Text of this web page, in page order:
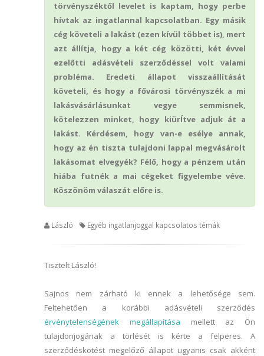
törvényszéktől levelet is kaptam, hogy perbe
hívtak az ingatlannal kapcsolatban. Egy másik
cég követeli a lakást (ezen kívül többet is), mert
azt állítja, hogy a két cég közötti, két évvel
ezelőtti adásvételi szerződéssel volt valami
probléma. Eredeti állapot visszaállítását
követeli, és hogy a fővárosi törvényszék a mi
lakásvásárlásunkat vegye semmisnek,
kötelezzen minket, hogy kiürÍtve adjuk át a
lakást. Kérdésem, hogy van-e esélye annak,
hogy az én tiszta tulajdoni lappal megvásárolt
lakásomat elvegyék? Félő, hogy a pénzem után
hiába futnék a mai cégeket figyelembe véve.
Köszönöm válaszát előre is.
László Egyéb ingatlanjoggal kapcsolatos témák
Tisztelt László!
Sajnos nem zárható ki ennek a lehetősége sem.
Feltehetően a korábbi adásvételi szerződés
érvénytelenségének megállapítása mellett az Ön
tulajdonjogának a törlését is kérte a felperes. A
szerződéskötést megelőző állapot ugyanis csak akként